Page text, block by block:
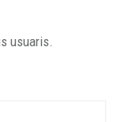
usuaris.